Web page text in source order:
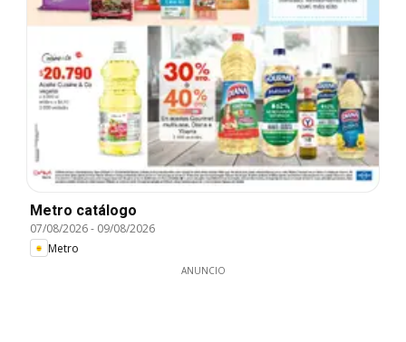
Metro catálogo
07/08/2026- 09/08/2026
Metro
ANUNCIO